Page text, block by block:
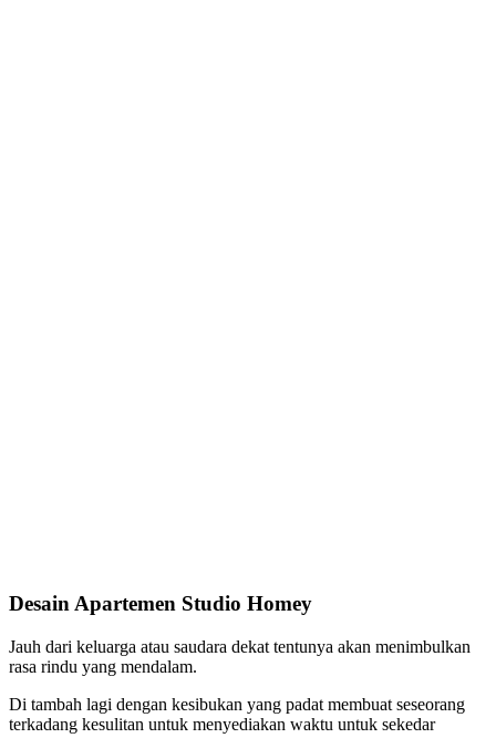
Desain Apartemen Studio Homey
Jauh dari keluarga atau saudara dekat tentunya akan menimbulkan
rasa rindu yang mendalam.
Di tambah lagi dengan kesibukan yang padat membuat seseorang
terkadang kesulitan untuk menyediakan waktu untuk sekedar